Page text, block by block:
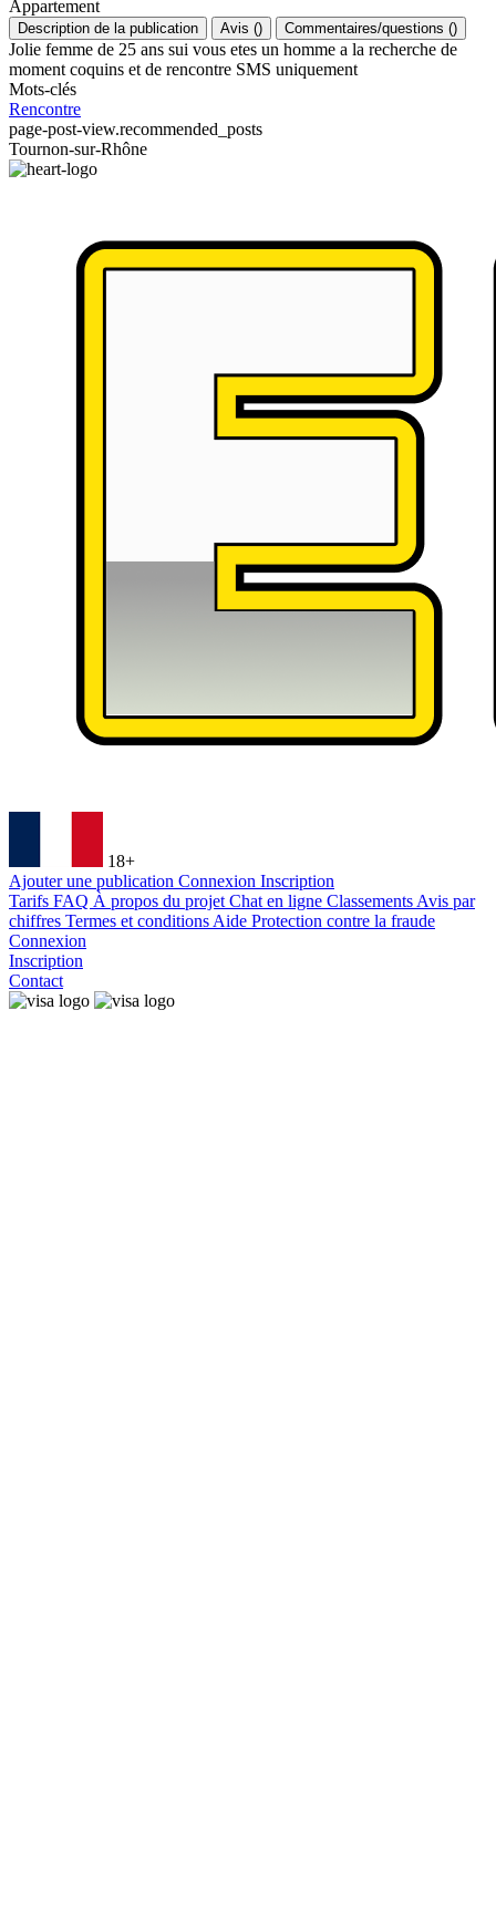
Appartement
Description de la publication Avis () Commentaires/questions ()
Jolie femme de 25 ans sui vous etes un homme a la recherche de
moment coquins et de rencontre SMS uniquement
Mots-clés
Rencontre
page-post-view.recommended_posts
Tournon-sur-Rhône
18+
Ajouter une publication Connexion Inscription
Tarifs FAQ À propos du projet Chat en ligne Classements Avis par
chiffres Termes et conditions Aide Protection contre la fraude
Connexion
Inscription
Contact